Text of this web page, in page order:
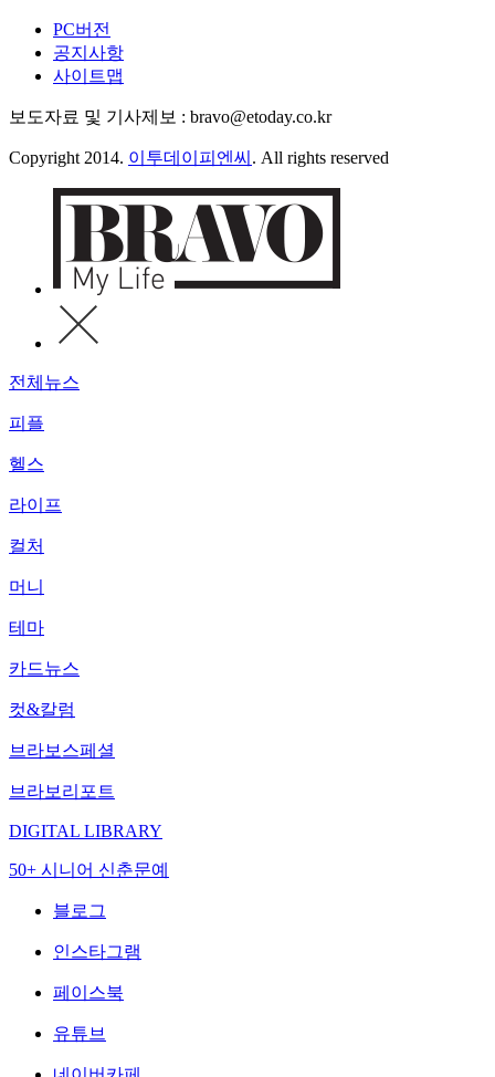
PC버전
공지사항
사이트맵
보도자료 및 기사제보 : bravo@etoday.co.kr
Copyright 2014. 이투데이피엔씨 . All rights reserved
전체뉴스
피플
헬스
라이프
컬처
머니
테마
카드뉴스
컷&칼럼
브라보스페셜
브라보리포트
DIGITAL LIBRARY
50+ 시니어 신춘문예
블로그
인스타그램
페이스북
유튜브